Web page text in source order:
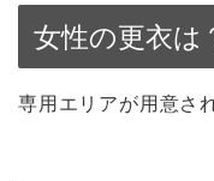
女性の更衣は
専用エリアが用意さ